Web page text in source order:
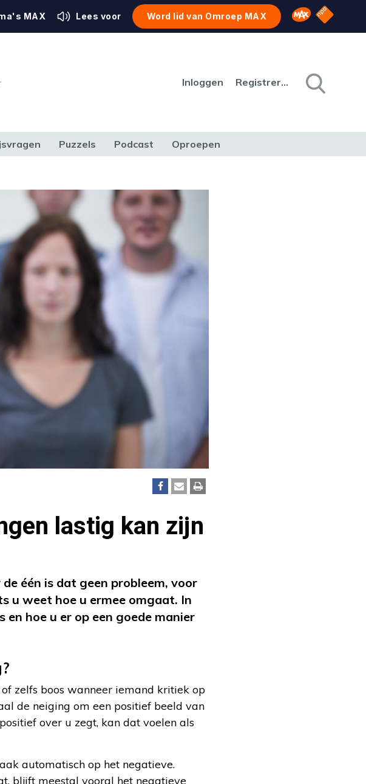
MAX Lees voor Word lid van Omroep MAX Omroep MAX
NPO
Inloggen Registreren
Puzzels Podcast Oproepen
lastig kan zijn
één is dat geen probleem, voor
u weet hoe u ermee omgaat. In
hoe u er op een goede manier
zelfs boos wanneer iemand kritiek op
de neiging om een positief beeld van
over u zegt, kan dat voelen als
automatisch op het negatieve.
blijft meestal vooral het negatieve